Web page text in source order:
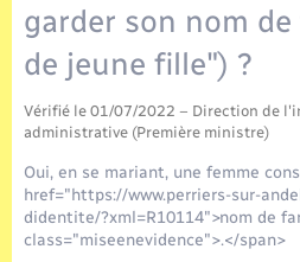
Sécurité - Prévention
Seniors
Transports
Voirie et espace public
garder son nom
de jeune fille") ?
Vérifié le 01/07/2022 – Direction de
administrative (Première ministre)
Oui, en se mariant, une femme
href="https://www.perriers-sur-
didentite/?xml=R10114">nom de
class="miseenevidence">.</span>